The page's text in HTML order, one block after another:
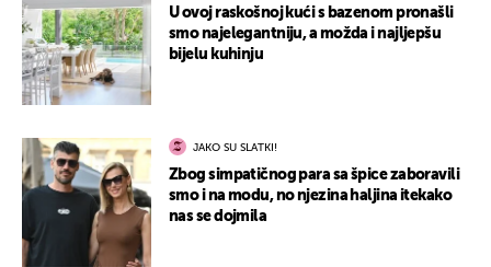
U ovoj raskošnoj kući s bazenom pronašli
smo najelegantniju, a možda i najljepšu
bijelu kuhinju
JAKO SU SLATKI!
Zbog simpatičnog para sa špice zaboravili
smo i na modu, no njezina haljina itekako
nas se dojmila